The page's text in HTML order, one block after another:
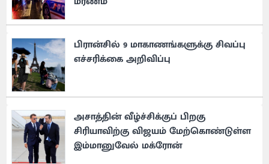
பிரான்சில் 9 மாகாணங்களுக்கு சிவப்பு
எச்சரிக்கை அறிவிப்பு
அசாத்தின் வீழ்ச்சிக்குப் பிறகு
சிரியாவிற்கு விஜயம் மேற்கொண்டுள்ள
இம்மானுவேல் மக்ரோன்